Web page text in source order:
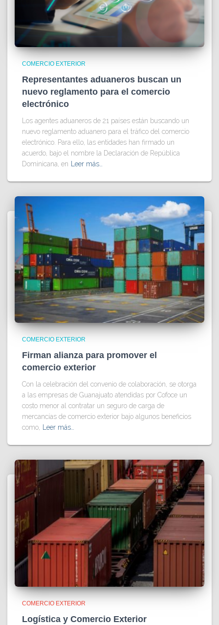
COMERCIO EXTERIOR
Representantes aduaneros buscan un
nuevo reglamento para el comercio
electrónico
Los agentes aduaneros de 21 países están buscando un
nuevo reglamento aduanero para el tráfico del comercio
electrónico. Para ello, las entidades han firmado un
acuerdo, bajo el nombre la Declaración de República
Dominicana, en
Leer más…
COMERCIO EXTERIOR
Firman alianza para promover el
comercio exterior
Con la celebración del convenio de colaboración, se otorga
a las empresas de Guanajuato atendidas por Cofoce un
costo menor al contratar un seguro de carga de
mercancías de comercio exterior bajo algunos beneficios
como, Leer más…
COMERCIO EXTERIOR
Logística y Comercio Exterior